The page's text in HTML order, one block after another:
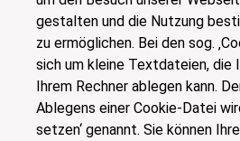
gestalten und die Nutzung
zu ermöglichen. Bei den sog.
sich um kleine Textdateien, die
Ihrem Rechner ablegen kann.
Ablegens einer Cookie-Datei
setzen‘ genannt. Sie können